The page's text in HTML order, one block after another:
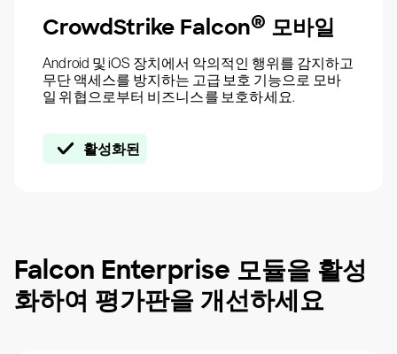
CrowdStrike Falcon® 모바일
Android 및 iOS 장치에서 악의적인 행위를 감지하고
무단 액세스를 방지하는 고급 보호 기능으로 모바
일 위협으로부터 비즈니스를 보호하세요.
활성화된
Falcon Enterprise 모듈을 활성
화하여 평가판을 개선하세요